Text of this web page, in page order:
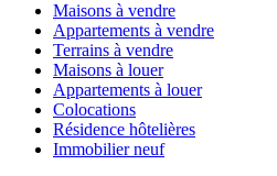
Maisons à vendre
Appartements à vendre
Terrains à vendre
Maisons à louer
Appartements à louer
Colocations
Résidence hôtelières
Immobilier neuf